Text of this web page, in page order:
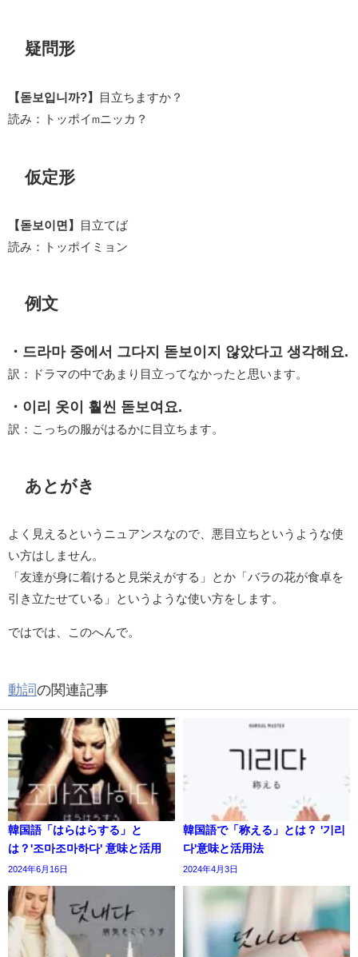
疑問形
【돋보입니까?】
目立ちますか？
読み：トッポイm ニッカ？
仮定形
【돋보이면】
目立てば
読み：トッポイミョン
例文
・드라마 중에서 그다지 돋보이지 않았다고 생각해요.
訳：ドラマの中であまり目立ってなかったと思います。
・이리 옷이 훨씬 돋보여요.
訳：こっちの服がはるかに目立ちます。
あとがき
よく見えるというニュアンスなので、悪目立ちというような使
い方はしません。
「友達が身に着けると見栄えがする」とか「バラの花が食卓を
引き立たせている」というような使い方をします。
ではでは、このへんで。
動詞の関連記事
韓国語「はらはらする」と
は？'조마조마하다' 意味と活用
2024年6月16日
韓国語で「称える」とは？ '기리
다'意味と活用法
2024年4月3日